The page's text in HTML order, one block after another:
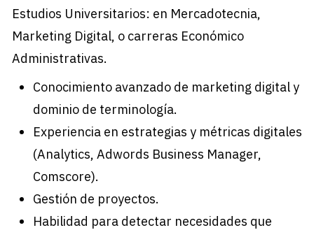
Estudios Universitarios: en Mercadotecnia,
Marketing Digital, o carreras Económico
Administrativas.
Conocimiento avanzado de marketing digital y
dominio de terminología.
Experiencia en estrategias y métricas digitales
(Analytics, Adwords Business Manager,
Comscore).
Gestión de proyectos.
Habilidad para detectar necesidades que